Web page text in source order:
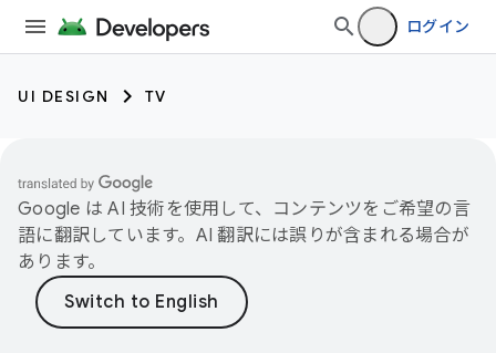
ログイン
UI DESIGN TV
Google は AI 技術を使用して、コンテンツをご希望の言
語に翻訳しています。AI 翻訳には誤りが含まれる場合が
あります。